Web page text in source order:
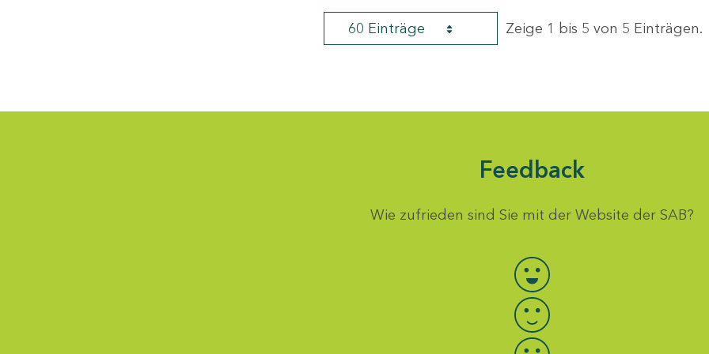
60 Einträge Zeige 1 bis 5 von 5 Einträgen.
Feedback
Wie zufrieden sind Sie mit der Website der SAB?
Bewertung auswählen